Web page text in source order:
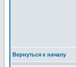
Вернуться к началу